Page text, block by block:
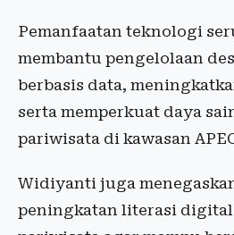
Pemanfaatan teknologi
membantu pengelolaan
berbasis data,
serta memperkuat daya
pariwisata di kawasan
Widiyanti juga
peningkatan literasi